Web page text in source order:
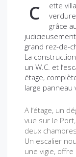
C
ette
grâce
grand rez-de-
La
un W.C. et
étage,
large panneau
A l’étage, un
vue sur le
deux
Un escalier
une vigie,